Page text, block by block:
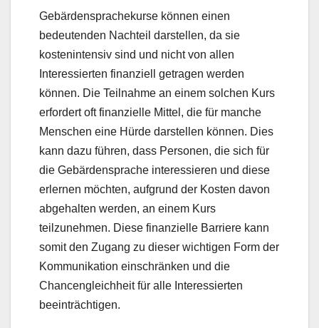
Gebärdensprachekurse können einen
bedeutenden Nachteil darstellen, da sie
kostenintensiv sind und nicht von allen
Interessierten finanziell getragen werden
können. Die Teilnahme an einem solchen Kurs
erfordert oft finanzielle Mittel, die für manche
Menschen eine Hürde darstellen können. Dies
kann dazu führen, dass Personen, die sich für
die Gebärdensprache interessieren und diese
erlernen möchten, aufgrund der Kosten davon
abgehalten werden, an einem Kurs
teilzunehmen. Diese finanzielle Barriere kann
somit den Zugang zu dieser wichtigen Form der
Kommunikation einschränken und die
Chancengleichheit für alle Interessierten
beeinträchtigen.